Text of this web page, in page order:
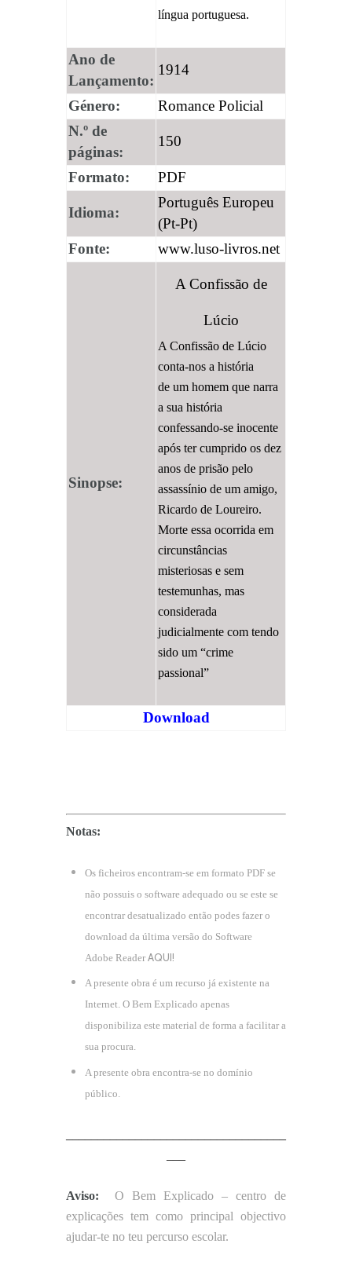
língua portuguesa.
Ano de
Lançamento:
1914
Género:
Romance Policial
N.º de
páginas:
150
Formato: PDF
Idioma:
Português Europeu
(Pt-Pt)
Fonte:
www.luso-livros.net
Sinopse:
A Confissão de
Lúcio
A Confissão de Lúcio
conta-nos a história
de um homem que narra
a sua história
confessando-se inocente
após ter cumprido os dez
anos de prisão pelo
assassínio de um amigo,
Ricardo de Loureiro.
Morte essa ocorrida em
circunstâncias
misteriosas e sem
testemunhas, mas
considerada
judicialmente com tendo
sido um “crime
passional”
Download
Notas:
Os ficheiros encontram-se em formato PDF se
não possuis o software adequado ou se este se
encontrar desatualizado então podes fazer o
download da última versão do Software
Adobe Reader AQUI!
A presente obra é um recurso já existente na
Internet. O Bem Explicado apenas
disponibiliza este material de forma a facilitar a
sua procura.
A presente obra encontra-se no domínio
público.
Aviso:
O Bem Explicado – centro de
explicações tem como principal objectivo
ajudar-te no teu percurso escolar.